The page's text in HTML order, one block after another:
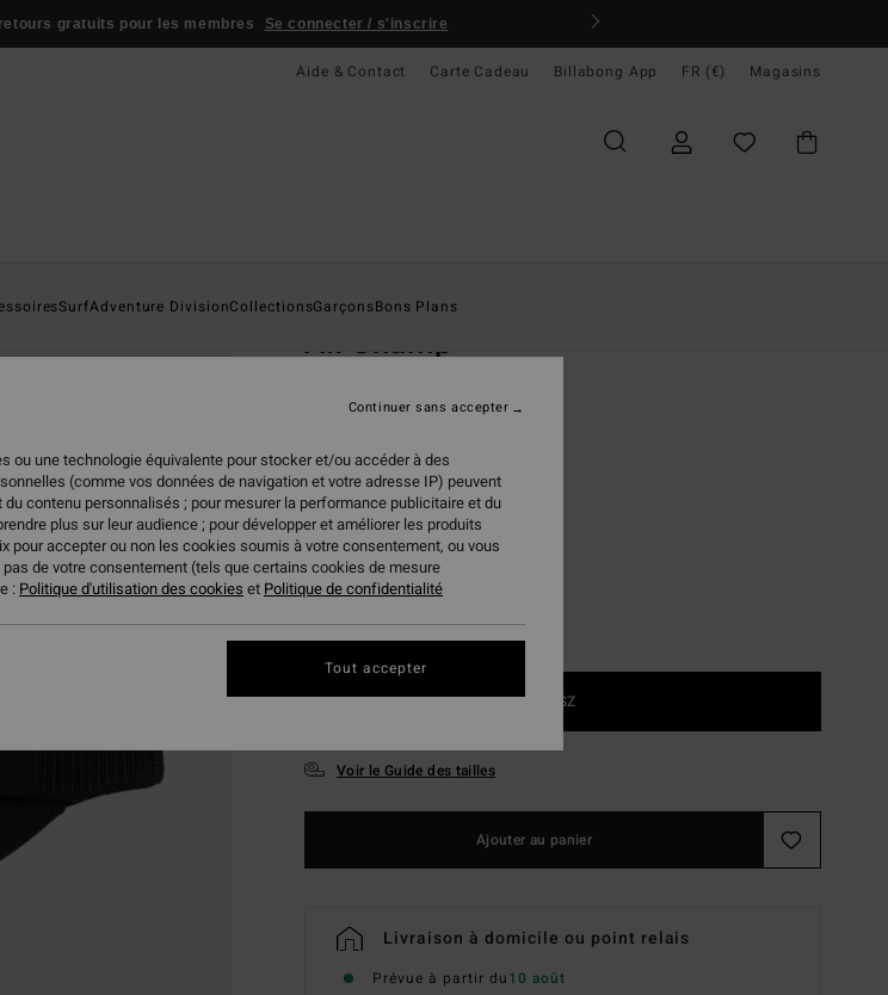
gratuits pour les membres Se connecter / s'inscrire
Aide & Contact Carte Cadeau Billabong App FR (€) Magasins
SurfAdventure DivisionCollectionsGarçonsBons Plans
A.I Champ
CouleurBlack
1SZ
Voir le Guide des tailles
Ajouter au panier
Livraison à domicile ou point relais
Prévue à partir du10 août
une technologie équivalente pour stocker et/ou accéder à des
(comme vos données de navigation et votre adresse IP) peuvent
contenu personnalisés ; pour mesurer la performance publicitaire et du
plus sur leur audience ; pour développer et améliorer les produits
pour accepter ou non les cookies soumis à votre consentement, ou vous
de votre consentement (tels que certains cookies de mesure
: Politique d'utilisation des cookies et Politique de confidentialité
Continuer sans accepter
Tout accepter